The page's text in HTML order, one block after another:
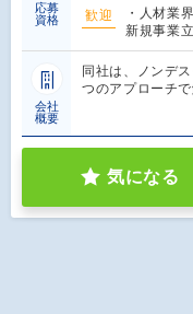
応募
資格
歓迎
・人材業
新規事業
会社
概要
同社は、ノンデ
つのアプローチ
気になる